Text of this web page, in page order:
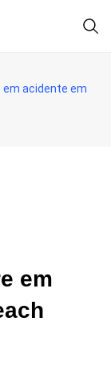
acidente em
em